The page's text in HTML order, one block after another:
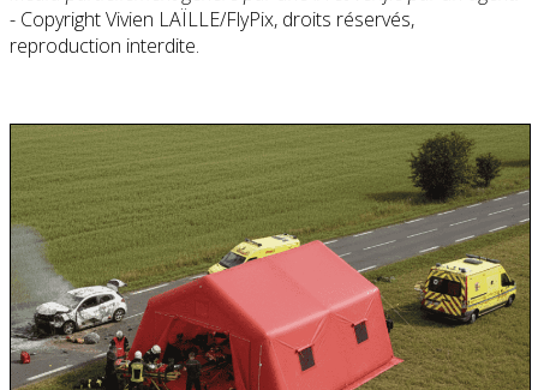
- Copyright Vivien LAÏLLE/FlyPix, droits réservés,
reproduction interdite.